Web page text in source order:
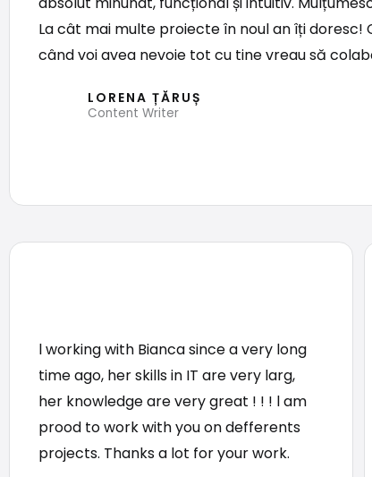
La cât mai multe proiecte în noul an îți doresc!
când voi avea nevoie tot cu tine vreau să
LORENA ȚĂRUȘ
Content Writer
l working with Bianca since a very long
time ago, her skills in IT are very larg,
her knowledge are very great ! ! ! l am
prood to work with you on defferents
projects. Thanks a lot for your work.